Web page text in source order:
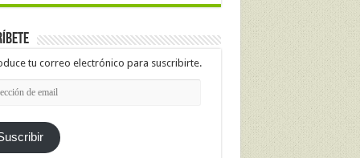
tu correo electrónico para suscribirte.